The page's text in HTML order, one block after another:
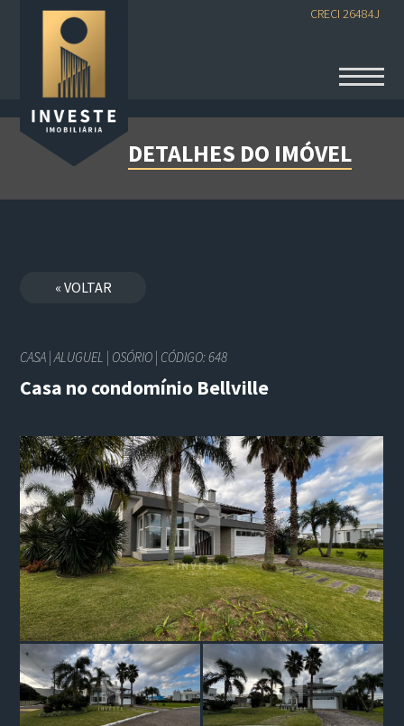
CRECI 26484J
DETALHES DO IMÓVEL
« VOLTAR
CASA | ALUGUEL | OSÓRIO | CÓDIGO: 648
Casa no condomínio Bellville